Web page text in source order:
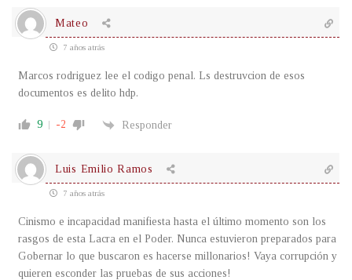
Mateo
7 años atrás
Marcos rodriguez lee el codigo penal. Ls destruvcion de esos
documentos es delito hdp.
9 -2 Responder
Luis Emilio Ramos
7 años atrás
Cinismo e incapacidad manifiesta hasta el último momento son los
rasgos de esta Lacra en el Poder. Nunca estuvieron preparados para
Gobernar lo que buscaron es hacerse millonarios! Vaya corrupción y
quieren esconder las pruebas de sus acciones!